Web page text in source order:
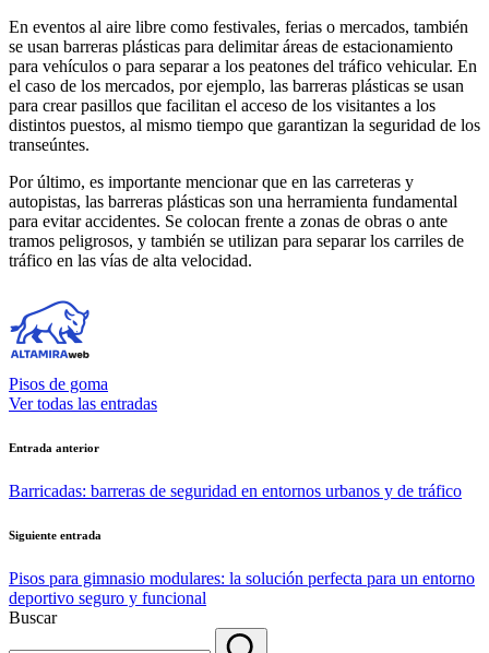
En eventos al aire libre como festivales, ferias o mercados, también
se usan barreras plásticas para delimitar áreas de estacionamiento
para vehículos o para separar a los peatones del tráfico vehicular. En
el caso de los mercados, por ejemplo, las barreras plásticas se usan
para crear pasillos que facilitan el acceso de los visitantes a los
distintos puestos, al mismo tiempo que garantizan la seguridad de los
transeúntes.
Por último, es importante mencionar que en las carreteras y
autopistas, las barreras plásticas son una herramienta fundamental
para evitar accidentes. Se colocan frente a zonas de obras o ante
tramos peligrosos, y también se utilizan para separar los carriles de
tráfico en las vías de alta velocidad.
Pisos de goma
Ver todas las entradas
Navegación
de
Entrada anterior
Barricadas: barreras de seguridad en entornos urbanos y de tráfico
Siguiente entrada
Pisos para gimnasio modulares: la solución perfecta para un entorno
deportivo seguro y funcional
Buscar